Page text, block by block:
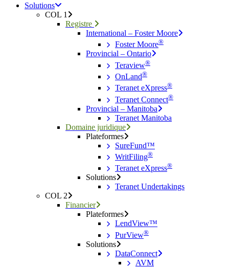
Solutions
COL 1
Registre
International – Foster Moore
Foster Moore®
Provincial – Ontario
Teraview®
OnLand®
Teranet eXpress®
Teranet Connect®
Provincial – Manitoba
Teranet Manitoba
Domaine juridique
Plateformes
SureFund™
WritFiling®
Teranet eXpress®
Solutions
Teranet Undertakings
COL 2
Financier
Plateformes
LendView™
PurView®
Solutions
DataConnect
AVM